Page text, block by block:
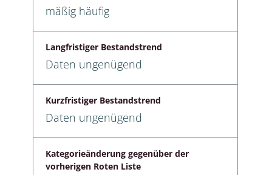
mäßig häufig
Langfristiger Bestandstrend
Daten ungenügend
Kurzfristiger Bestandstrend
Daten ungenügend
Kategorieänderung gegenüber der
vorherigen Roten Liste